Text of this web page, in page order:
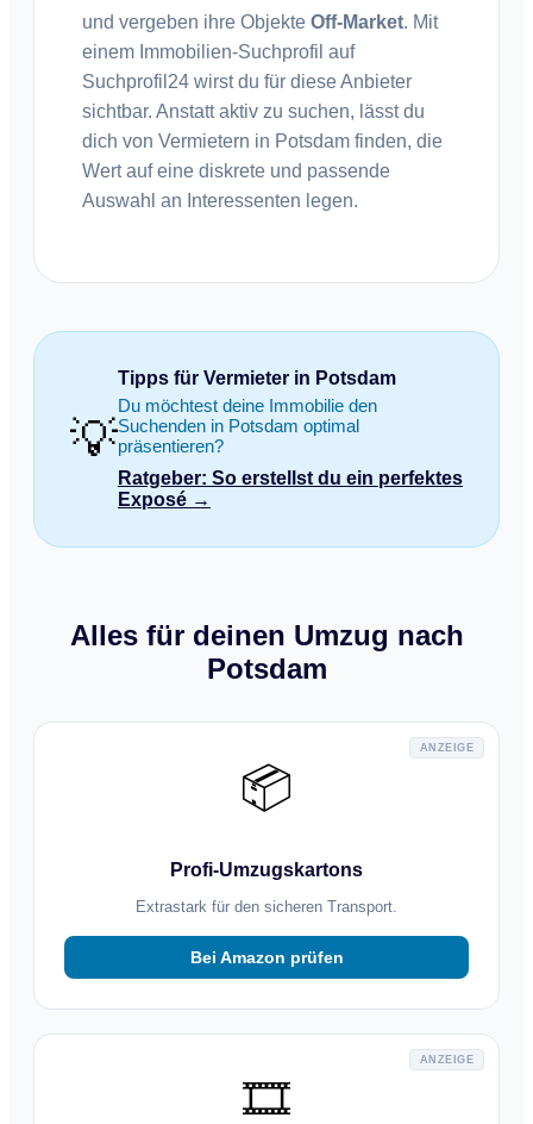
und vergeben ihre Objekte Off-Market. Mit
einem Immobilien-Suchprofil auf
Suchprofil24 wirst du für diese Anbieter
sichtbar. Anstatt aktiv zu suchen, lässt du
dich von Vermietern in Potsdam finden, die
Wert auf eine diskrete und passende
Auswahl an Interessenten legen.
💡
Tipps für Vermieter in Potsdam
Du möchtest deine Immobilie den
Suchenden in Potsdam optimal
präsentieren?
Ratgeber: So erstellst du ein perfektes
Exposé →
Alles für deinen Umzug nach
Potsdam
ANZEIGE
📦
Profi-Umzugskartons
Extrastark für den sicheren Transport.
Bei Amazon prüfen
ANZEIGE
🎞️